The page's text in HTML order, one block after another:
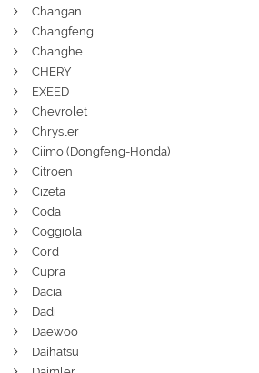
Changan
Changfeng
Changhe
CHERY
EXEED
Chevrolet
Chrysler
Ciimo (Dongfeng-Honda)
Citroen
Cizeta
Coda
Coggiola
Cord
Cupra
Dacia
Dadi
Daewoo
Daihatsu